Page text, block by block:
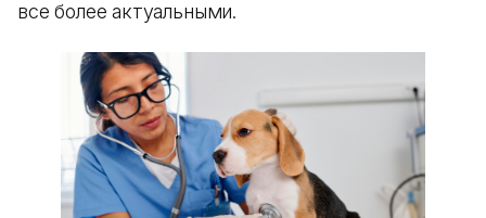
все более актуальными.